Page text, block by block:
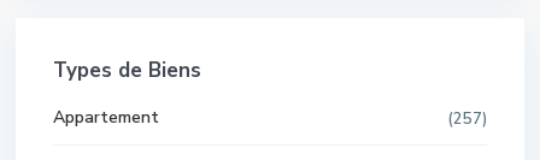
Types de Biens
Appartement (257)